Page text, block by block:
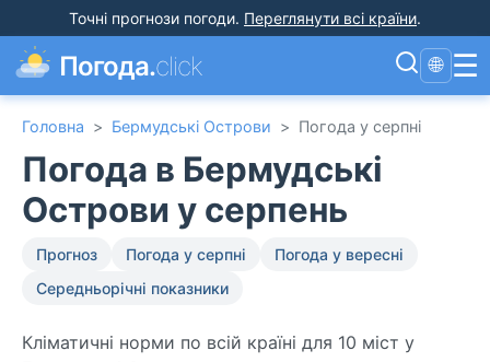
Точні прогнози погоди. Переглянути всі країни.
Погода.click 🌐 ☰
Головна > Бермудські Острови > Погода у серпні
Погода в Бермудські
Острови у серпень
Прогноз Погода у серпні
Погода у вересні
Середньорічні показники
Кліматичні норми по всій країні для 10 міст у